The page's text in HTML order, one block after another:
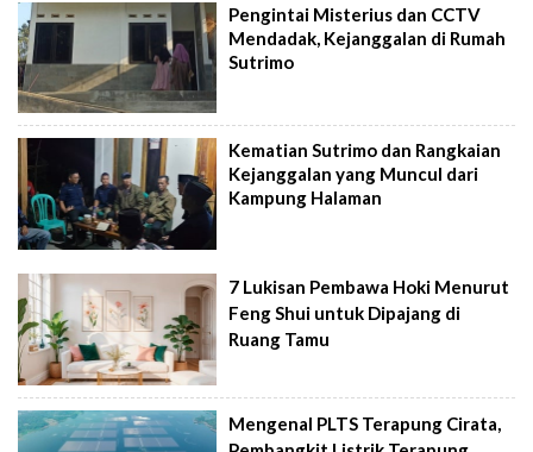
Pengintai Misterius dan CCTV
Mendadak, Kejanggalan di Rumah
Sutrimo
Kematian Sutrimo dan Rangkaian
Kejanggalan yang Muncul dari
Kampung Halaman
7 Lukisan Pembawa Hoki Menurut
Feng Shui untuk Dipajang di
Ruang Tamu
Mengenal PLTS Terapung Cirata,